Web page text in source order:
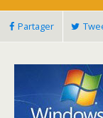
Partager